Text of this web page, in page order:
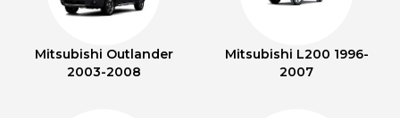
Mitsubishi Outlander
2003-2008
Mitsubishi L200 1996-
2007